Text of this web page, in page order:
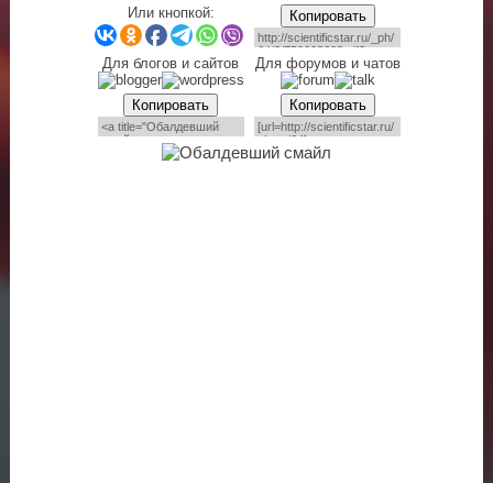
Или кнопкой: Копировать
Для блогов и сайтов Для форумов и чатов
Копировать Копировать